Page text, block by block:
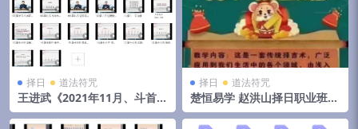
择日 道法符咒
王进武《2021年11月、斗首择
日法视频课程》20集
择日 道法符咒
楚恒易学 赵洪山择日职业班10
集